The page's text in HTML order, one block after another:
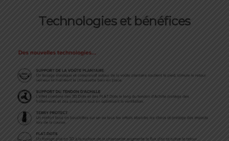
Technologies et bénéfices